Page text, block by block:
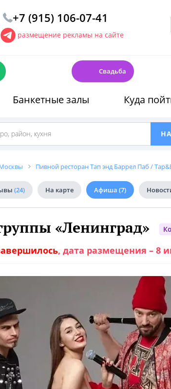
+7 (915) 106-07-41
размещение рекламы на сайте
Свадьба
Банкетные залы Куда
Пивной ресторан Тап энд Баррел Паб /
(24) На карте Афиша (7)
«Ленинград»
, дата размещения – 8